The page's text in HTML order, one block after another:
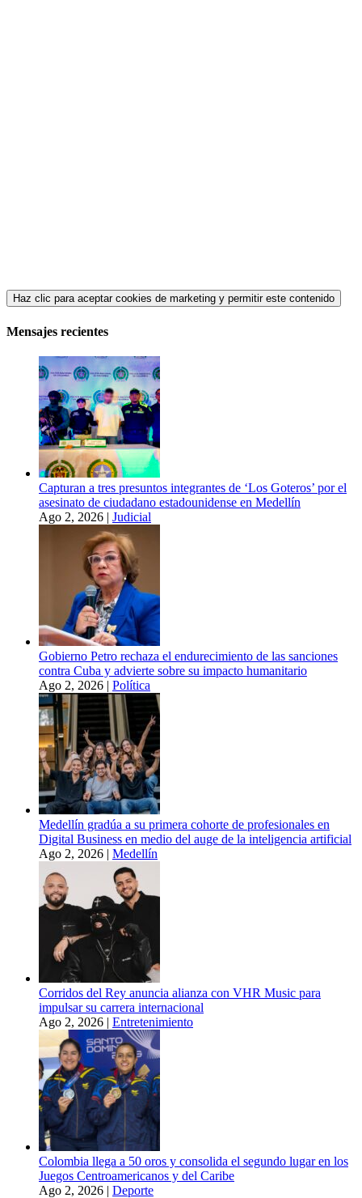
Haz clic para aceptar cookies de marketing y permitir este contenido
Mensajes recientes
Capturan a tres presuntos integrantes de ‘Los Goteros’ por el
asesinato de ciudadano estadounidense en Medellín
Ago 2, 2026 | Judicial
Gobierno Petro rechaza el endurecimiento de las sanciones
contra Cuba y advierte sobre su impacto humanitario
Ago 2, 2026 | Política
Medellín gradúa a su primera cohorte de profesionales en
Digital Business en medio del auge de la inteligencia artificial
Ago 2, 2026 | Medellín
Corridos del Rey anuncia alianza con VHR Music para
impulsar su carrera internacional
Ago 2, 2026 | Entretenimiento
Colombia llega a 50 oros y consolida el segundo lugar en los
Juegos Centroamericanos y del Caribe
Ago 2, 2026 | Deporte